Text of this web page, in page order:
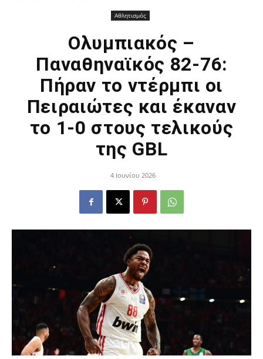
Αθλητισμός
Ολυμπιακός –
Παναθηναϊκός 82-76:
Πήραν το ντέρμπι οι
Πειραιώτες και έκαναν
το 1-0 στους τελικούς
της GBL
4 Ιουνίου 2026